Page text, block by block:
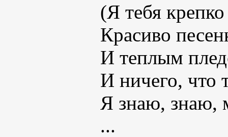
(Я тебя
Красиво
И теплым
И ничего, что
Я знаю, знаю,
...